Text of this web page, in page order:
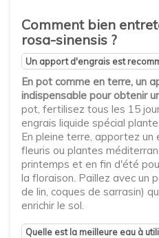
Comment bien
rosa-sinensis ?
Un apport d'engrais est
En pot comme en terre, un
indispensable pour obtenir
pot, fertilisez tous les 15
engrais liquide spécial
En pleine terre, apportez un
fleuris ou plantes
printemps et en fin d'été
la floraison. Paillez avec un
de lin, coques de sarrasin)
enrichir le sol.
Quelle est la meilleure eau à